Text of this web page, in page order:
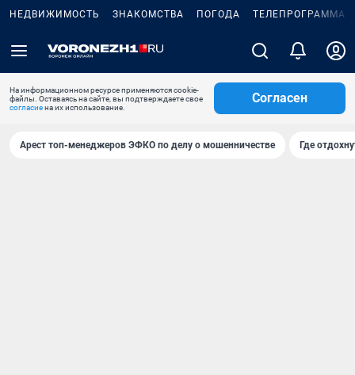
НЕДВИЖИМОСТЬ ЗНАКОМСТВА ПОГОДА ТЕЛЕПРОГРАММА
На информационном ресурсе применяются cookie-
файлы. Оставаясь на сайте, вы подтверждаете свое
согласиена их использование.
Согласен
Арест топ-менеджеров ЭФКО по делу о мошенничестве Где